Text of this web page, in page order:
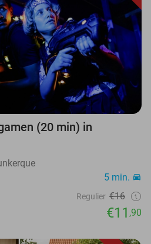
(20 min) in
5 min.
Regulier €16
€11 ,90